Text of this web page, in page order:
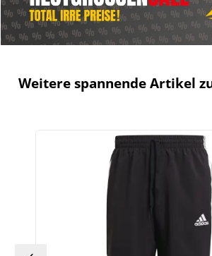
Weitere spannende Artikel
Produktgalerie überspringen